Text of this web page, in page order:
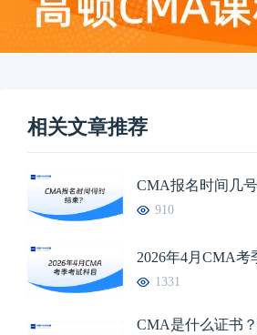
相关文章推荐
CMA报名时间几
910
2026年4月CMA考
1331
CMA是什么证书